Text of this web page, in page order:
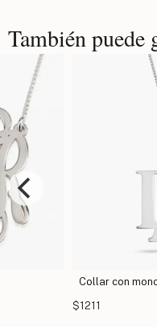
También puede
Collar con
$1211